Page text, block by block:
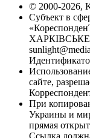
© 2000-2026,
Субъект в
ХАРКІВСЬКЕ
сайте,
При
Украины и
прямая
Ссылка